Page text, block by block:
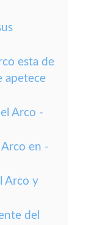
esta de
apetece
Arco -
en -
Arco y
del